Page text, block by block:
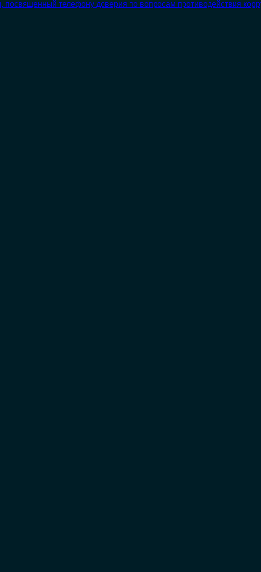
посвященный телефону доверия по вопросам противодействия